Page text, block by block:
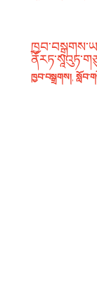
ཁྱབ་བསྒྲགས།,